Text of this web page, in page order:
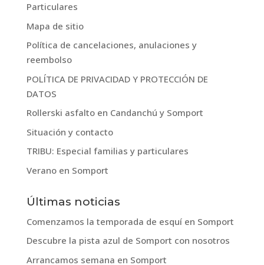
Particulares
Mapa de sitio
Política de cancelaciones, anulaciones y
reembolso
POLÍTICA DE PRIVACIDAD Y PROTECCIÓN DE
DATOS
Rollerski asfalto en Candanchú y Somport
Situación y contacto
TRIBU: Especial familias y particulares
Verano en Somport
Últimas noticias
Comenzamos la temporada de esquí en Somport
Descubre la pista azul de Somport con nosotros
Arrancamos semana en Somport